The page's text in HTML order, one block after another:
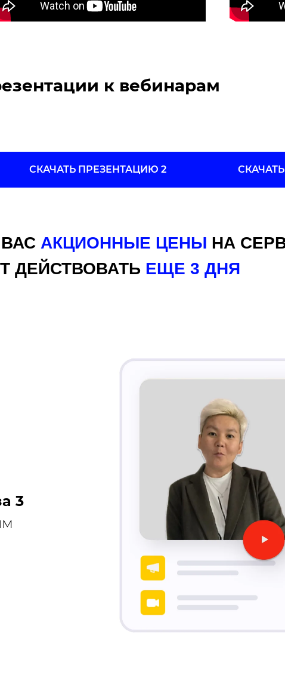
к вебинарам
СКАЧАТЬ ПРЕЗЕНТАЦИЮ 2
АКЦИОННЫЕ ЦЕНЫ НА
ДЕЙСТВОВАТЬ ЕЩЕ 3 ДНЯ
3